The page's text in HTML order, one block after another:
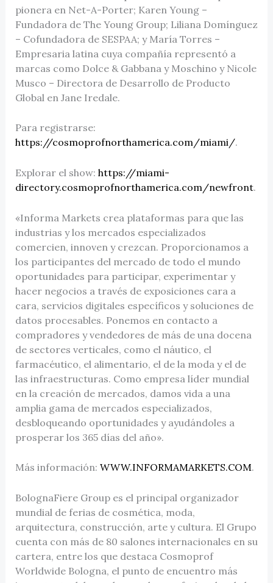
pionera en Net-A-Porter; Karen Young –
Fundadora de The Young Group; Liliana Domínguez
– Cofundadora de SESPAA; y María Torres –
Empresaria latina cuya compañía representó a
marcas como Dolce & Gabbana y Moschino y Nicole
Musco – Directora de Desarrollo de Producto
Global en Jane Iredale.
Para registrarse:
https://cosmoprofnorthamerica.com/miami/.
Explorar el show: https://miami-
directory.cosmoprofnorthamerica.com/newfront.
«Informa Markets crea plataformas para que las
industrias y los mercados especializados
comercien, innoven y crezcan. Proporcionamos a
los participantes del mercado de todo el mundo
oportunidades para participar, experimentar y
hacer negocios a través de exposiciones cara a
cara, servicios digitales específicos y soluciones de
datos procesables. Ponemos en contacto a
compradores y vendedores de más de una docena
de sectores verticales, como el náutico, el
farmacéutico, el alimentario, el de la moda y el de
las infraestructuras. Como empresa líder mundial
en la creación de mercados, damos vida a una
amplia gama de mercados especializados,
desbloqueando oportunidades y ayudándoles a
prosperar los 365 días del año».
Más información: WWW.INFORMAMARKETS.COM.
BolognaFiere Group es el principal organizador
mundial de ferias de cosmética, moda,
arquitectura, construcción, arte y cultura. El Grupo
cuenta con más de 80 salones internacionales en su
cartera, entre los que destaca Cosmoprof
Worldwide Bologna, el punto de encuentro más